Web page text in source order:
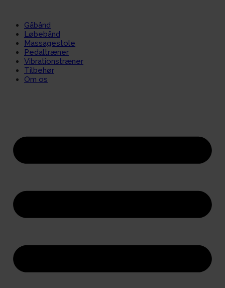
Gåbånd
Løbebånd
Massagestole
Pedaltræner
Vibrationstræner
Tilbehør
Om os